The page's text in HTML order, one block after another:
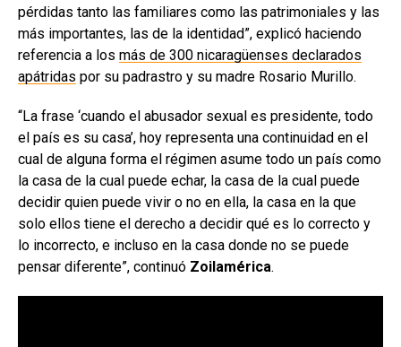
pérdidas tanto las familiares como las patrimoniales y las
más importantes, las de la identidad”, explicó haciendo
referencia a los más de 300 nicaragüenses declarados
apátridas por su padrastro y su madre Rosario Murillo.
“La frase ‘cuando el abusador sexual es presidente, todo
el país es su casa’, hoy representa una continuidad en el
cual de alguna forma el régimen asume todo un país como
la casa de la cual puede echar, la casa de la cual puede
decidir quien puede vivir o no en ella, la casa en la que
solo ellos tiene el derecho a decidir qué es lo correcto y
lo incorrecto, e incluso en la casa donde no se puede
pensar diferente”, continuó Zoilamérica.